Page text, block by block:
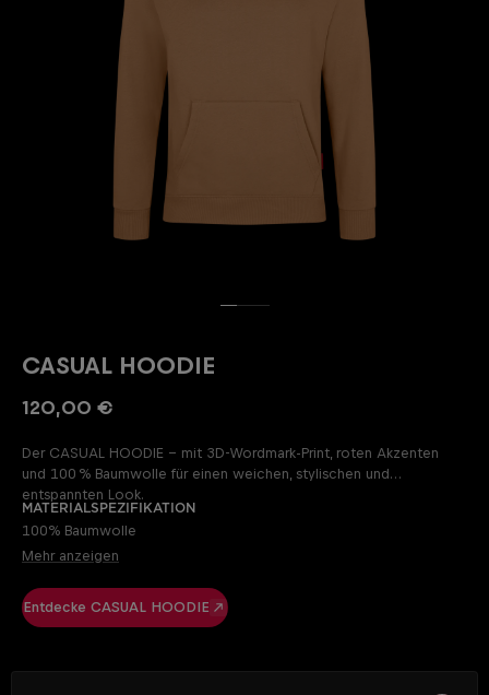
CASUAL HOODIE
120,00 €
Der CASUAL HOODIE – mit 3D-Wordmark-Print, roten Akzenten
und 100 % Baumwolle für einen weichen, stylischen und
entspannten Look.
Materialspezifikation
100% Baumwolle
Mehr anzeigen
Entdecke CASUAL HOODIE